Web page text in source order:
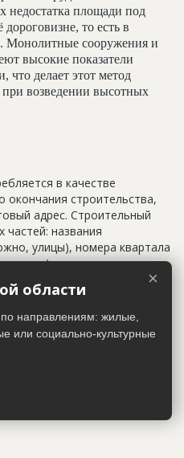
недостатка площади под
то есть в
Монолитные сооружения и
высокие показатели
что делает этот метод
возведении высотных
в качестве
строительства,
адрес. Строительный
частей: названия
улицы), номера квартала
можно считать адрес,
документах. Иногда
свои добавления
официальных документах
строительный адрес,
типа "шестикомнатная
которые годятся только
×
области
направлениям: жилые,
или социально-культурные